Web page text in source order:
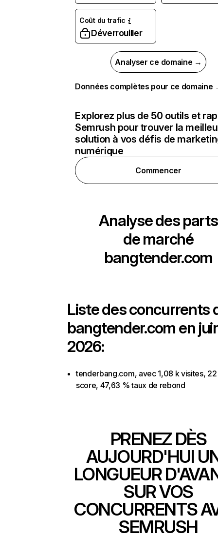
Coût du trafic
Déverrouiller
Analyser ce domaine →
Données complètes pour ce domaine
Explorez plus de 50 outils et
Semrush pour trouver la
solution à vos défis de
numérique
Commencer
Analyse des parts
de marché
bangtender.com
Liste des concurrents
bangtender.com en
2026:
tenderbang.com, avec 1,08 k visites,
score, 47,63 % taux de rebond
PRENEZ DÈS
AUJOURD'HUI
LONGUEUR
SUR VOS
CONCURRENTS
SEMRUSH